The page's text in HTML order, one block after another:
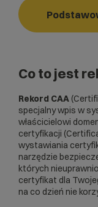
Co to jest
Rekord CAA
specjalny wpis w
właścicielowi
certyfikacji
wystawiania
narzędzie
których
certyfikat dla
na co dzień nie